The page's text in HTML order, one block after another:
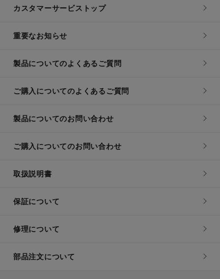
カスタマーサービストップ
重要なお知らせ
製品についてのよくあるご質問
ご購入についてのよくあるご質問
製品についてのお問い合わせ
ご購入についてのお問い合わせ
取扱説明書
保証について
修理について
部品注文について